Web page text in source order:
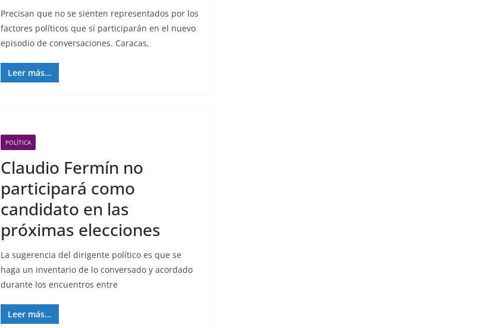
Precisan que no se sienten representados por los
factores políticos que sí participarán en el nuevo
episodio de conversaciones. Caracas,
Leer más...
POLÍTICA
Claudio Fermín no
participará como
candidato en las
próximas elecciones
La sugerencia del dirigente político es que se
haga un inventario de lo conversado y acordado
durante los encuentros entre
Leer más...